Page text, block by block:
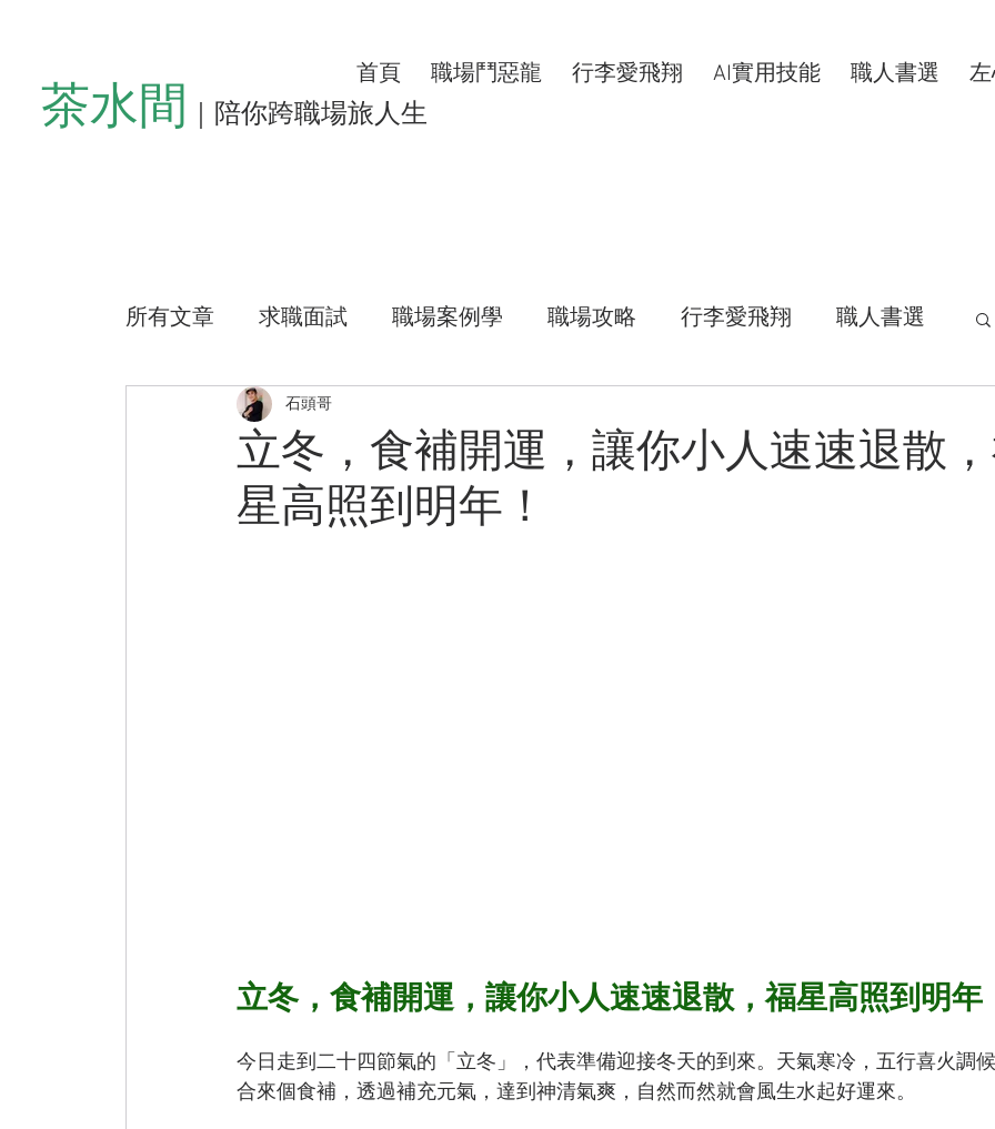
茶水間 ｜陪你跨職場旅人生
首頁 職場鬥惡龍 行李愛飛翔 AI實用技能 職人書選
所有文章 求職面試 職場案例學 職場攻略 行李愛飛翔 職人書選
懶人沙發 左心房空位
公益路上 測驗小程式 好康分享
立冬，食補開運，讓你小人速速退散
星高照到明年！
石頭哥
立冬，食補開運，讓你小人速速退散，福星高照到明年
今日走到二十四節氣的「立冬」，代表準備迎接冬天的到來。天氣寒冷，五行喜火調
合來個食補，透過補充元氣，達到神清氣爽，自然而然就會風生水起好運來。